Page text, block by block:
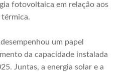
fotovoltaica em relação aos
térmica.
um papel
da capacidade instalada
Juntas, a energia solar e a